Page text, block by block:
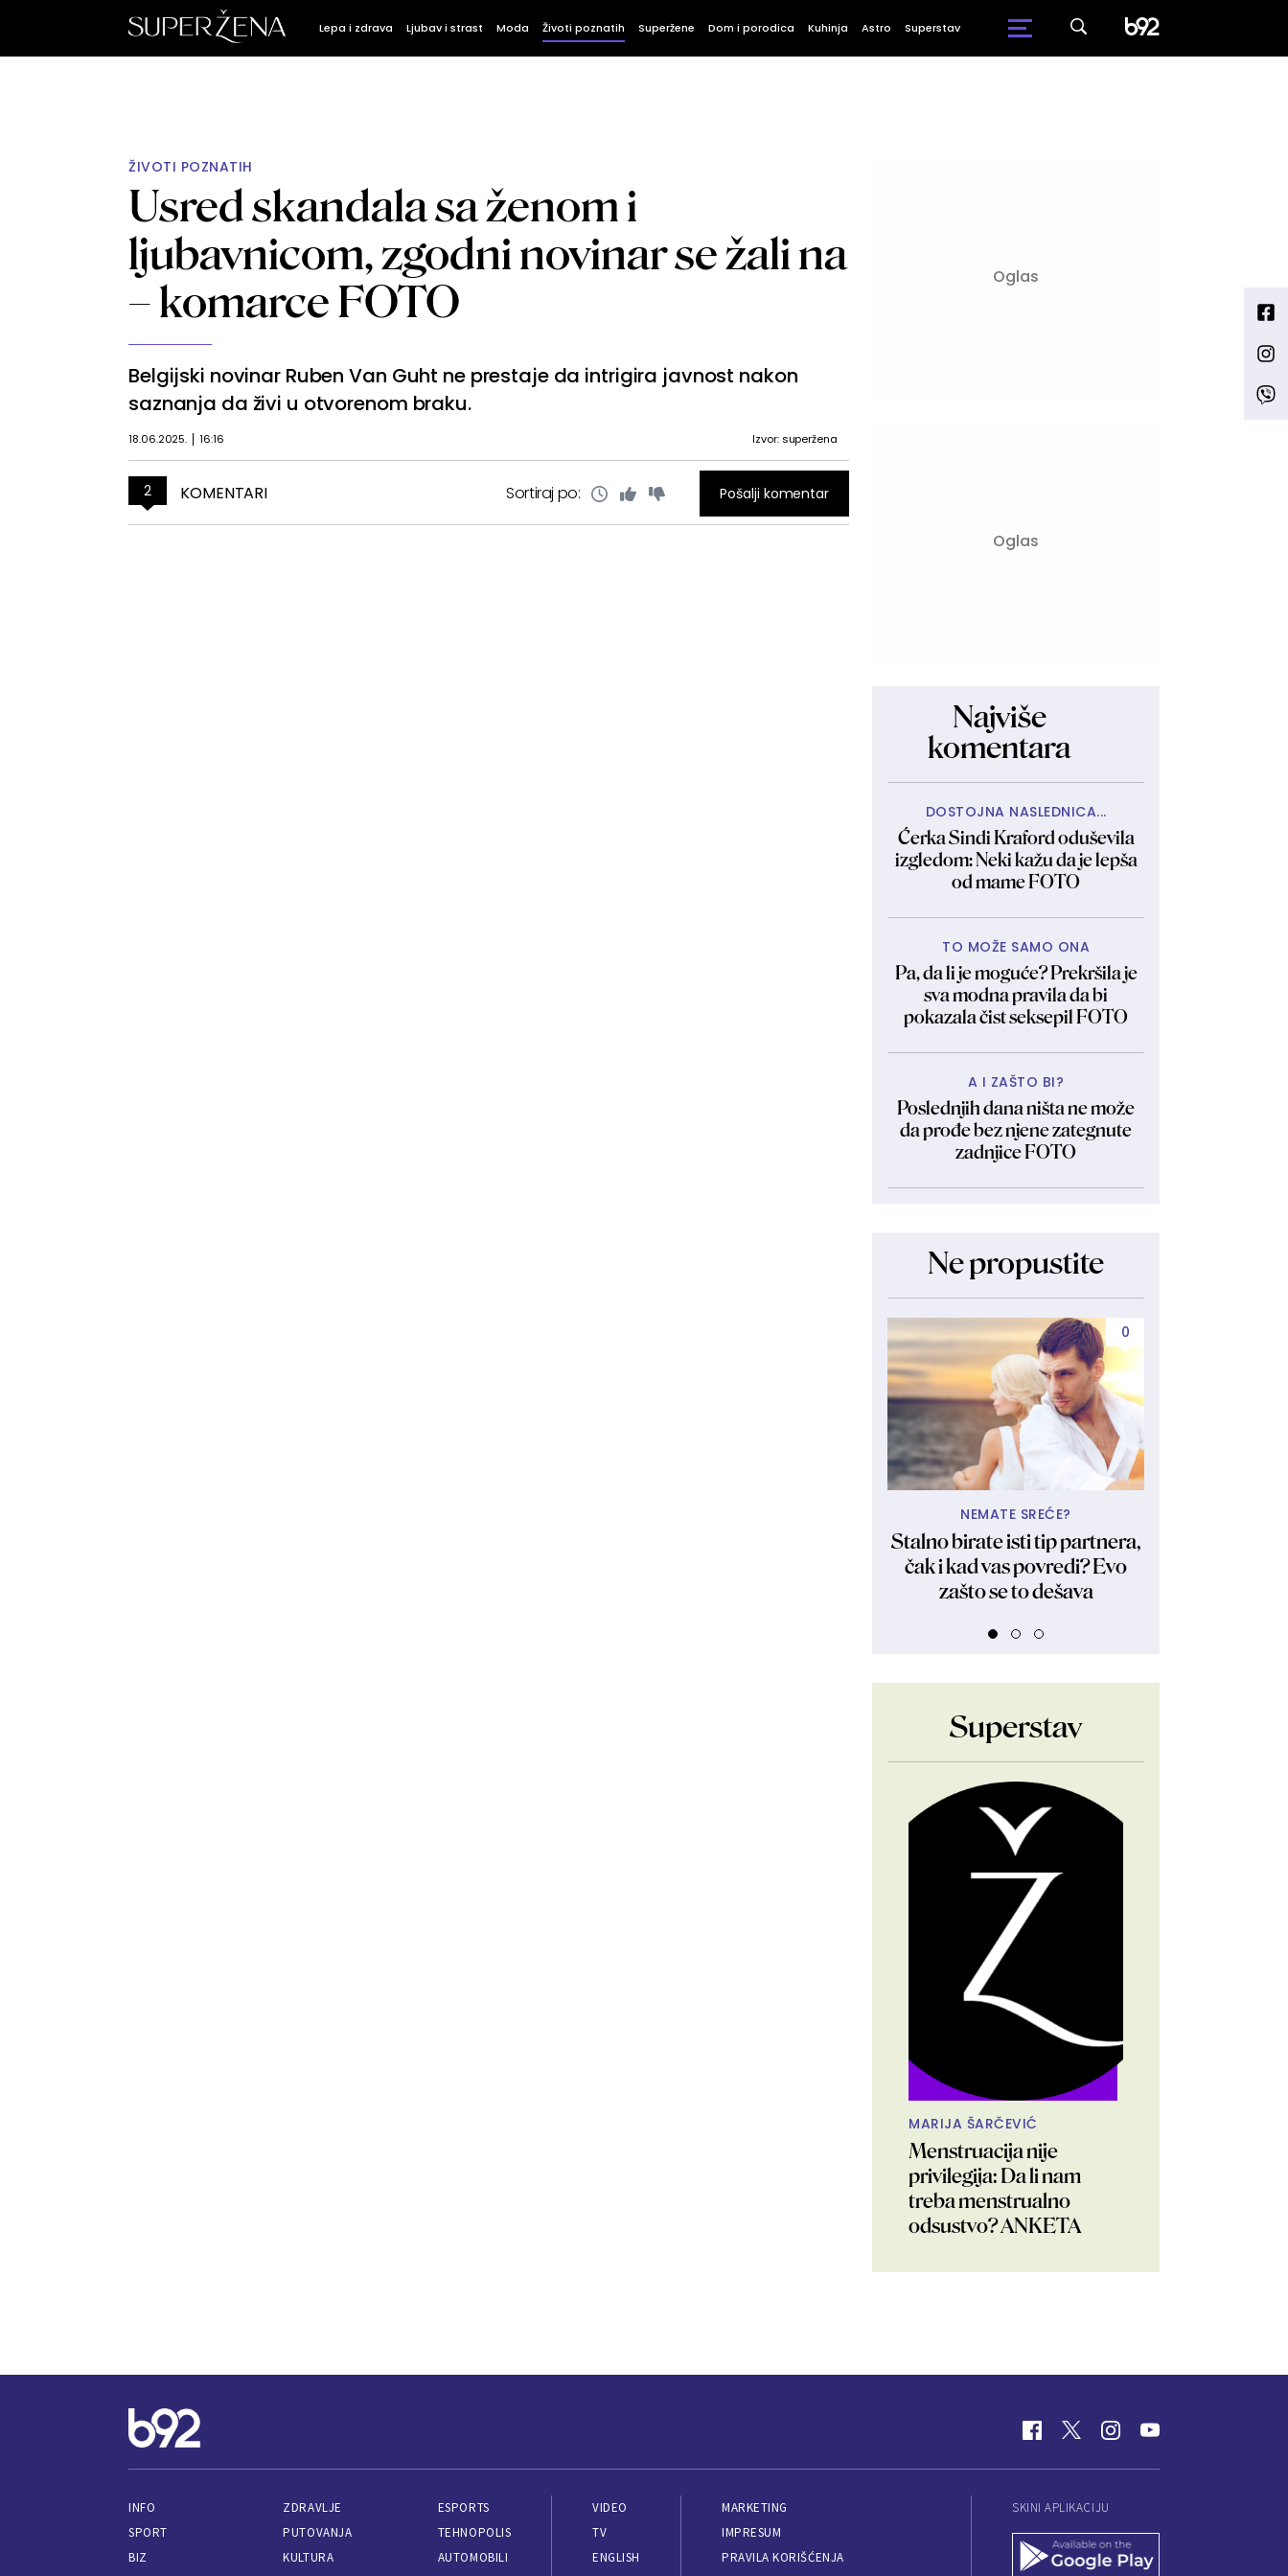
Lepa i zdrava Ljubav i strast Moda Životi poznatih Superžene Dom i porodica Kuhinja Astro Superstav
ŽIVOTI POZNATIH
Usred skandala sa ženom i
ljubavnicom, zgodni novinar se žali na
– komarce FOTO
Belgijski novinar Ruben Van Guht ne prestaje da intrigira javnost nakon
saznanja da živi u otvorenom braku.
18.06.2025. 16:16 Izvor: superžena
2 KOMENTARI Sortiraj po: Pošalji komentar
Najviše
komentara
DOSTOJNA NASLEDNICA...
Ćerka Sindi Kraford oduševila
izgledom: Neki kažu da je lepša
od mame FOTO
TO MOŽE SAMO ONA
Pa, da li je moguće? Prekršila je
sva modna pravila da bi
pokazala čist seksepil FOTO
A I ZAŠTO BI?
Poslednjih dana ništa ne može
da prođe bez njene zategnute
zadnjice FOTO
Ne propustite
0
NEMATE SREĆE?
Stalno birate isti tip partnera,
čak i kad vas povredi? Evo
zašto se to dešava
Superstav
MARIJA ŠARČEVIĆ
Menstruacija nije
privilegija: Da li nam
treba menstrualno
odsustvo? ANKETA
INFO
SPORT
BIZ
ZDRAVLJE
PUTOVANJA
KULTURA
ESPORTS
TEHNOPOLIS
AUTOMOBILI
VIDEO
TV
ENGLISH
MARKETING
IMPRESUM
PRAVILA KORIŠĆENJA
SKINI APLIKACIJU